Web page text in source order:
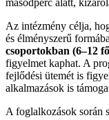
másodperc alatt,
Az intézmény célja,
és élményszerű
csoportokban (6–12
figyelmet kaphat. A
fejlődési ütemét is
alkalmazások is
A foglalkozások során